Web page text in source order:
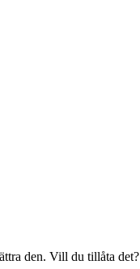
den. Vill du tillåta det?